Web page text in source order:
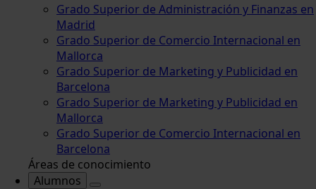
Grado Superior de Administración y Finanzas en
Madrid
Grado Superior de Comercio Internacional en
Mallorca
Grado Superior de Marketing y Publicidad en
Barcelona
Grado Superior de Marketing y Publicidad en
Mallorca
Grado Superior de Comercio Internacional en
Barcelona
Áreas de conocimiento
Alumnos